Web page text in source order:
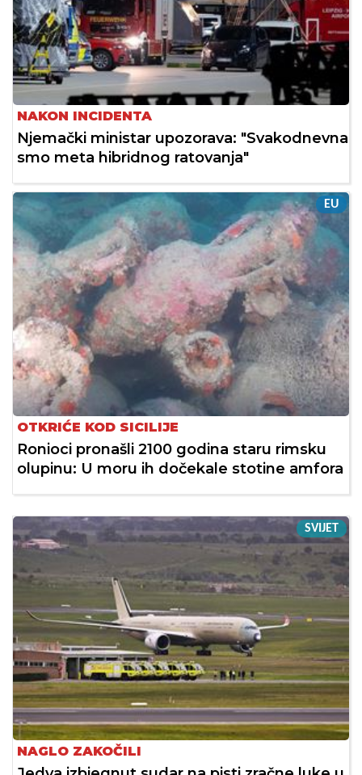
NAKON INCIDENTA
Njemački ministar upozorava: "Svakodnevna
smo meta hibridnog ratovanja"
EU
OTKRIĆE KOD SICILIJE
Ronioci pronašli 2100 godina staru rimsku
olupinu: U moru ih dočekale stotine amfora
SVIJET
NAGLO ZAKOČILI